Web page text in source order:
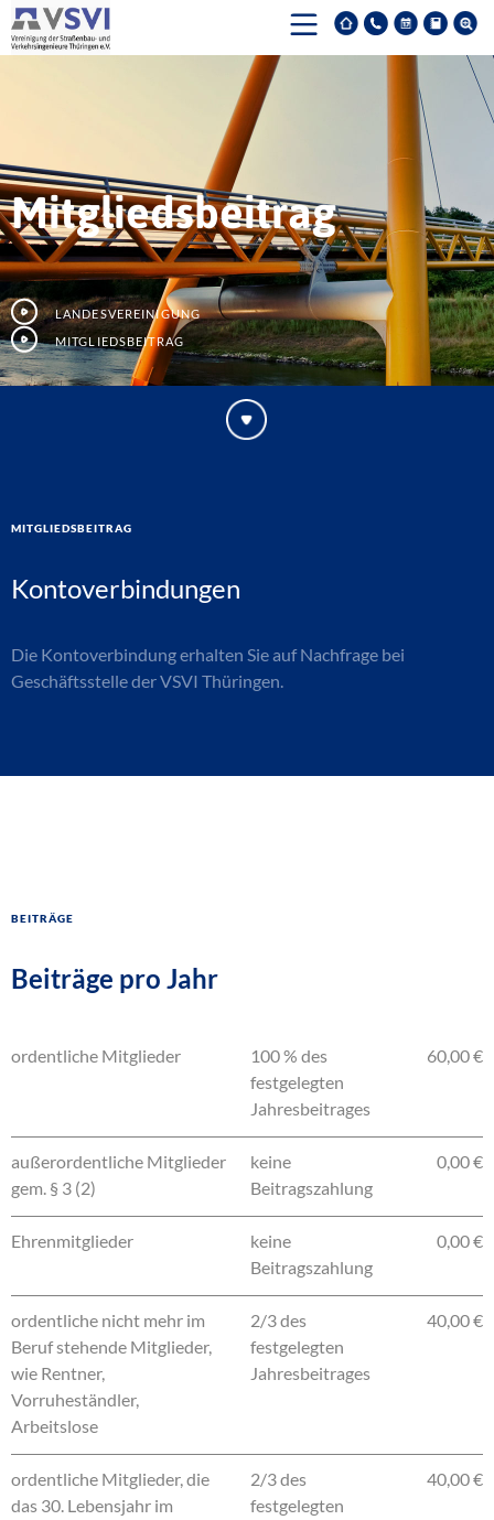
Mitgliedsbeitrag
Landesvereinigung
Mitgliedsbeitrag
Mitgliedsbeitrag
Kontoverbindungen
Die Kontoverbindung erhalten Sie auf Nachfrage bei
Geschäftsstelle der VSVI Thüringen.
Beiträge
Beiträge pro Jahr
ordentliche Mitglieder
100 % des
festgelegten
Jahresbeitrages
60,00 €
außerordentliche Mitglieder
gem. § 3 (2)
keine
Beitragszahlung
0,00 €
Ehrenmitglieder
keine
Beitragszahlung
0,00 €
ordentliche nicht mehr im
Beruf stehende Mitglieder,
wie Rentner,
Vorruheständler,
Arbeitslose
2/3 des
festgelegten
Jahresbeitrages
40,00 €
ordentliche Mitglieder, die
das 30. Lebensjahr im
2/3 des
festgelegten
40,00 €